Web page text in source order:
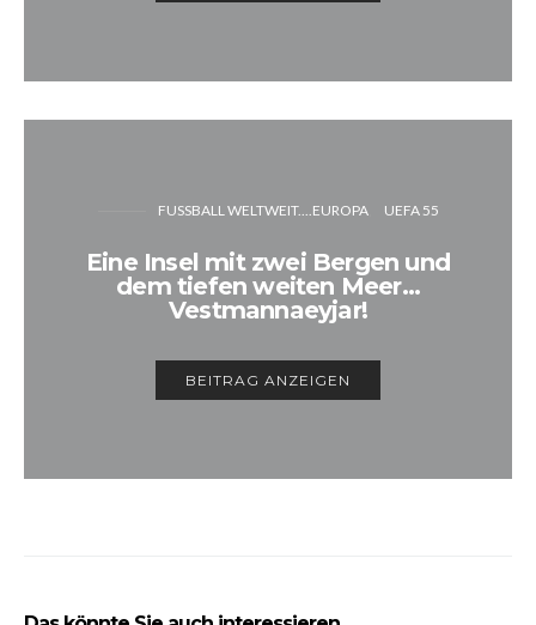
FUSSBALL WELTWEIT....EUROPA UEFA 55
Eine Insel mit zwei Bergen und
dem tiefen weiten Meer…
Vestmannaeyjar!
BEITRAG ANZEIGEN